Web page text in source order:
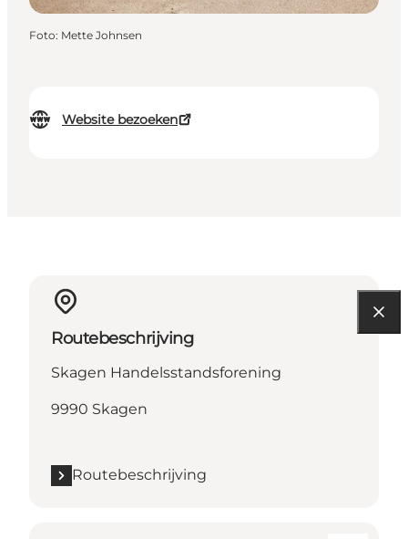
Website bezoeken
Foto: Mette Johnsen
Routebeschrijving
Skagen Handelsstandsforening
9990 Skagen
Routebeschrijving